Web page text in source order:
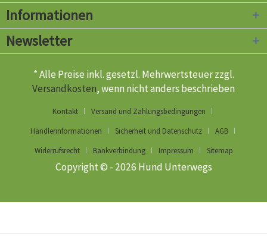
Informationen
Newsletter
* Alle Preise inkl. gesetzl. Mehrwertsteuer zzgl.
Versandkosten, wenn nicht anders beschrieben
Kontakt
Versand und Zahlungsbedingungen
Händlerinformationen
Sicherheit und Datenschutz
AGB
Widerrufsrecht
Bankverbindung Impressum Sitemap
Copyright © - 2026 Hund Unterwegs